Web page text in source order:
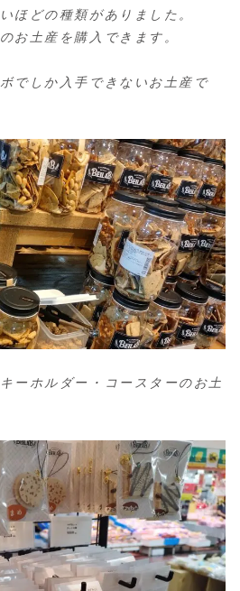
ほどの種類がありました。
お土産を購入できます。
でしか入手できないお土産で
ーホルダー・コースターのお土